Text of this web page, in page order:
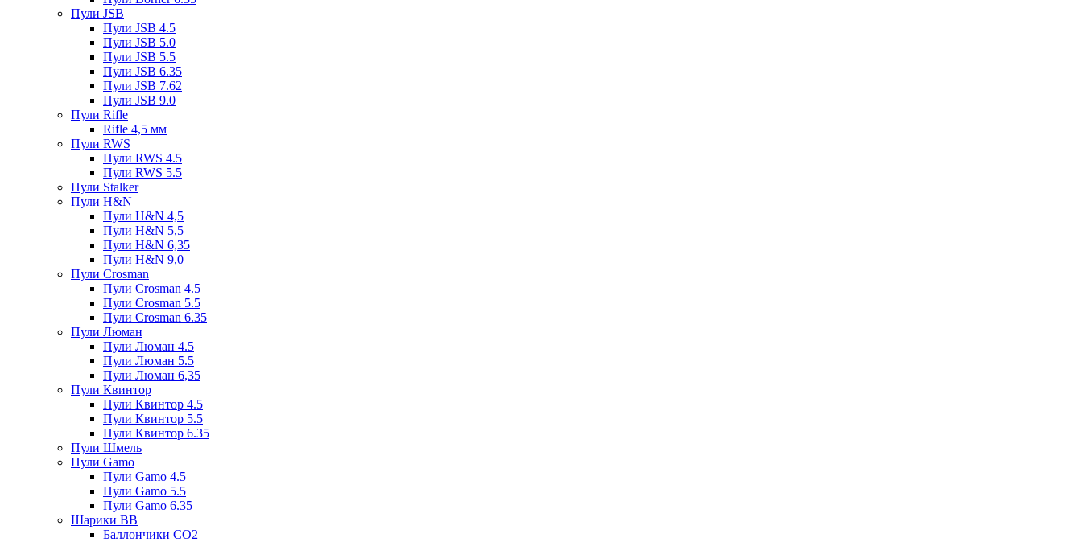
Пули JSB
Пули JSB 4.5
Пули JSB 5.0
Пули JSB 5.5
Пули JSB 6.35
Пули JSB 7.62
Пули JSB 9.0
Пули Rifle
Rifle 4,5 мм
Пули RWS
Пули RWS 4.5
Пули RWS 5.5
Пули Stalker
Пули H&N
Пули H&N 4,5
Пули H&N 5,5
Пули H&N 6,35
Пули H&N 9,0
Пули Crosman
Пули Crosman 4.5
Пули Crosman 5.5
Пули Crosman 6.35
Пули Люман
Пули Люман 4.5
Пули Люман 5.5
Пули Люман 6,35
Пули Квинтор
Пули Квинтор 4.5
Пули Квинтор 5.5
Пули Квинтор 6.35
Пули Шмель
Пули Gamo
Пули Gamo 4.5
Пули Gamo 5.5
Пули Gamo 6.35
Шарики BB
Баллончики CO2